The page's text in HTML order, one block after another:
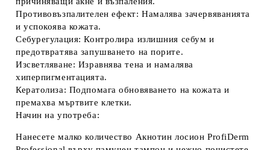
Противовъзпалителен ефект: Намалява зачервяванията
и успокоява кожата.
Себурегулация: Контролира излишния себум и
предотвратява запушването на порите.
Изсветляване: Изравнява тена и намалява
хиперпигментацията.
Кератолиза: Подпомага обновяването на кожата и
премахва мъртвите клетки.
Начин на употреба:
Нанесете малко количество Акнотин лосион ProfiDerm